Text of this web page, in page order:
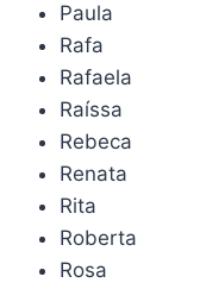
Paula
Rafa
Rafaela
Raíssa
Rebeca
Renata
Rita
Roberta
Rosa